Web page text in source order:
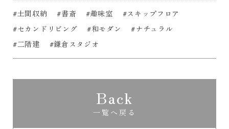
#土間収納 #書斎 #趣味室
#スキップフロア
#セカンドリビング
#和モダン
#ナチュラル
#二階建
#鎌倉スタジオ
Back
一覧へ戻る